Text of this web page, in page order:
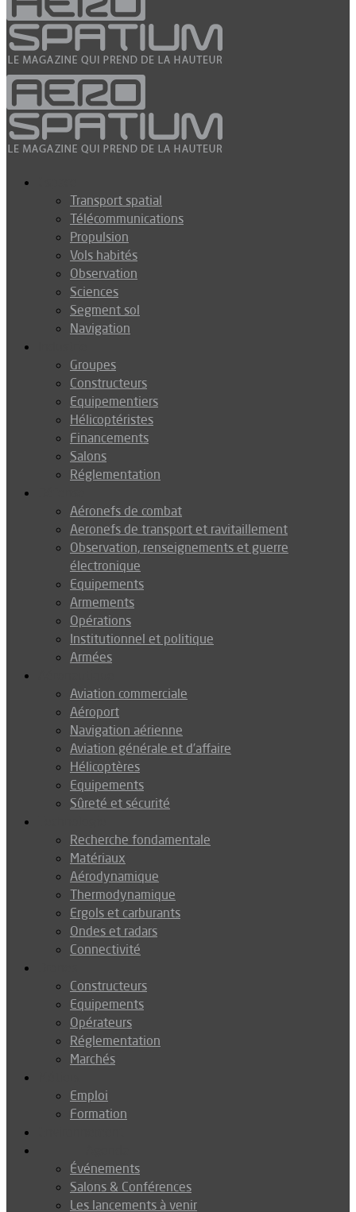
Transport spatial
Télécommunications
Propulsion
Vols habités
Observation
Sciences
Segment sol
Navigation
Groupes
Constructeurs
Equipementiers
Hélicoptéristes
Financements
Salons
Réglementation
Aéronefs de combat
Aeronefs de transport et ravitaillement
Observation, renseignements et guerre
électronique
Equipements
Armements
Opérations
Institutionnel et politique
Armées
Aviation commerciale
Aéroport
Navigation aérienne
Aviation générale et d’affaire
Hélicoptères
Equipements
Sûreté et sécurité
Recherche fondamentale
Matériaux
Aérodynamique
Thermodynamique
Ergols et carburants
Ondes et radars
Connectivité
Constructeurs
Equipements
Opérateurs
Réglementation
Marchés
Emploi
Formation
Événements
Salons & Conférences
Les lancements à venir